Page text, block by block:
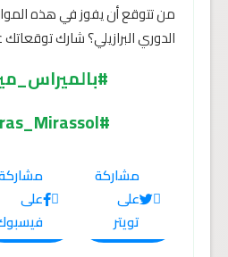
من تتوقع أن يفوز في هذه
الدوري البرازيلي؟ شارك توقعاتك
#Palmeiras_Mirassol
مشاركة
على
تويتر
على